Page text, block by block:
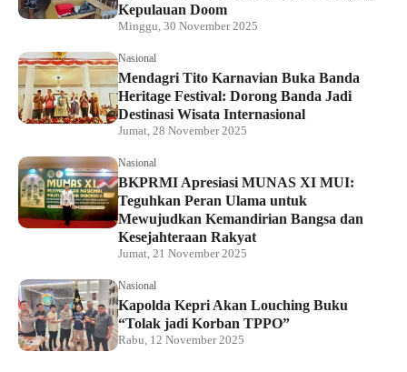
Kepulauan Doom
Minggu, 30 November 2025
Nasional
Mendagri Tito Karnavian Buka Banda
Heritage Festival: Dorong Banda Jadi
Destinasi Wisata Internasional
Jumat, 28 November 2025
Nasional
BKPRMI Apresiasi MUNAS XI MUI:
Teguhkan Peran Ulama untuk
Mewujudkan Kemandirian Bangsa dan
Kesejahteraan Rakyat
Jumat, 21 November 2025
Nasional
Kapolda Kepri Akan Louching Buku
“Tolak jadi Korban TPPO”
Rabu, 12 November 2025